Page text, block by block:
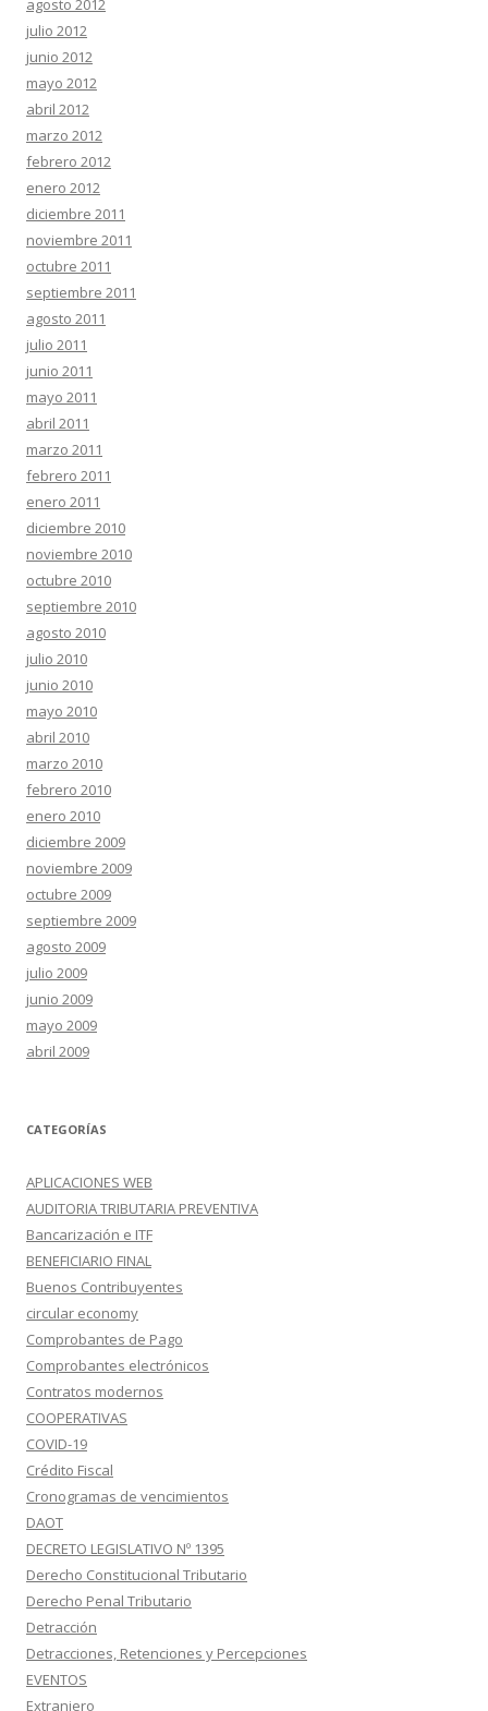
agosto 2012
julio 2012
junio 2012
mayo 2012
abril 2012
marzo 2012
febrero 2012
enero 2012
diciembre 2011
noviembre 2011
octubre 2011
septiembre 2011
agosto 2011
julio 2011
junio 2011
mayo 2011
abril 2011
marzo 2011
febrero 2011
enero 2011
diciembre 2010
noviembre 2010
octubre 2010
septiembre 2010
agosto 2010
julio 2010
junio 2010
mayo 2010
abril 2010
marzo 2010
febrero 2010
enero 2010
diciembre 2009
noviembre 2009
octubre 2009
septiembre 2009
agosto 2009
julio 2009
junio 2009
mayo 2009
abril 2009
CATEGORÍAS
APLICACIONES WEB
AUDITORIA TRIBUTARIA PREVENTIVA
Bancarización e ITF
BENEFICIARIO FINAL
Buenos Contribuyentes
circular economy
Comprobantes de Pago
Comprobantes electrónicos
Contratos modernos
COOPERATIVAS
COVID-19
Crédito Fiscal
Cronogramas de vencimientos
DAOT
DECRETO LEGISLATIVO Nº 1395
Derecho Constitucional Tributario
Derecho Penal Tributario
Detracción
Detracciones, Retenciones y Percepciones
EVENTOS
Extranjero